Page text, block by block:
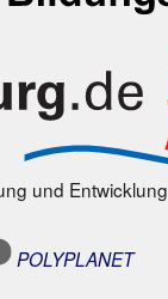
und Entwicklung
POLYPLANET